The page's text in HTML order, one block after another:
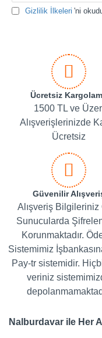
Gizlilik İlkeleri 'ni
Ücretsiz
1500 TL ve
Alışverişlerinizde
Ücretsiz
Güvenilir
Alışveriş Bilgileriniz
Sunucularda
Korunmaktadır.
Sistemimiz
Pay-tr sistemidir.
veriniz
Nalburdavar ile Her